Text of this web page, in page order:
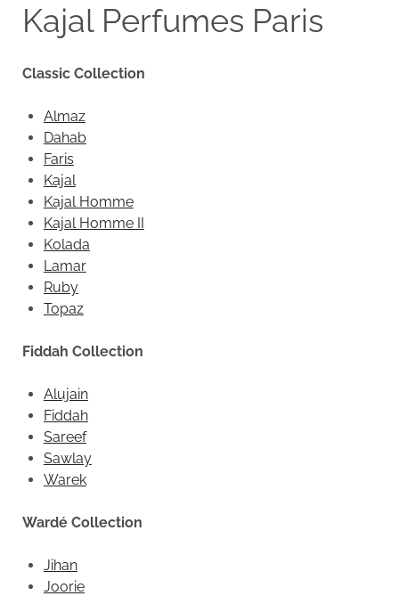
Kajal Perfumes Paris
Classic Collection
Almaz
Dahab
Faris
Kajal
Kajal Homme
Kajal Homme II
Kolada
Lamar
Ruby
Topaz
Fiddah Collection
Alujain
Fiddah
Sareef
Sawlay
Warek
Wardé Collection
Jihan
Joorie